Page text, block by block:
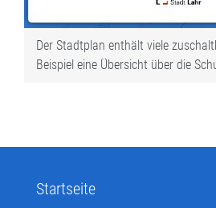
Der Stadtplan enthält viele
Beispiel eine Übersicht über die
Startseite